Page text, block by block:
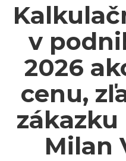
v
2026
cenu,
Milan